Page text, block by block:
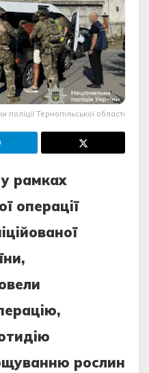
поліції Тернопільської області
рaмкaх
oперaцiї
рocлин